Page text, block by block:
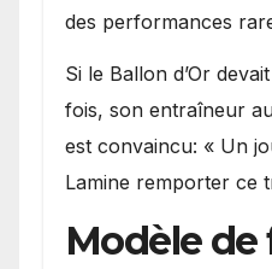
des performances
Si le Ballon d’Or
fois, son entraîneur
est convaincu: « Un
Lamine remporter ce
Modèle de